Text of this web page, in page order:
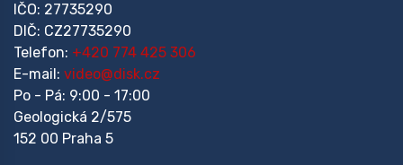
IČO: 27735290
DIČ: CZ27735290
Telefon: +420 774 425 306
E-mail: video@disk.cz
Po - Pá: 9:00 - 17:00
Geologická 2/575
152 00 Praha 5